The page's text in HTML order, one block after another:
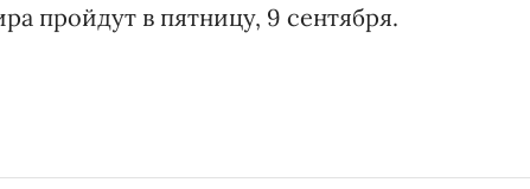
пройдут в пятницу, 9 сентября.